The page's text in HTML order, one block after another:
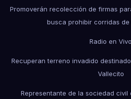
Promoverán recolección de firmas
busca prohibir corridas de
Radio en Vivo
Recuperan terreno invadido
Vallecito
Representante de la sociedad civil